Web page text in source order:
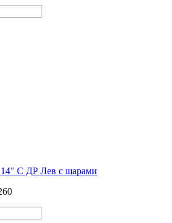
С ДР Лев с шарами